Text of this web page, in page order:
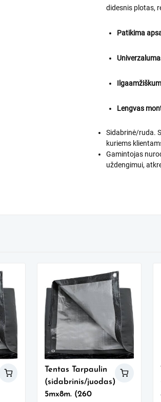
didesnis plotas,
Patikima
Lengvas
Sidabrinė/ruda.
kuriems
Gamintojas
uždengimui,
Tentas Tarpaulin
(sidabrinis/juodas)
5mx8m. (260